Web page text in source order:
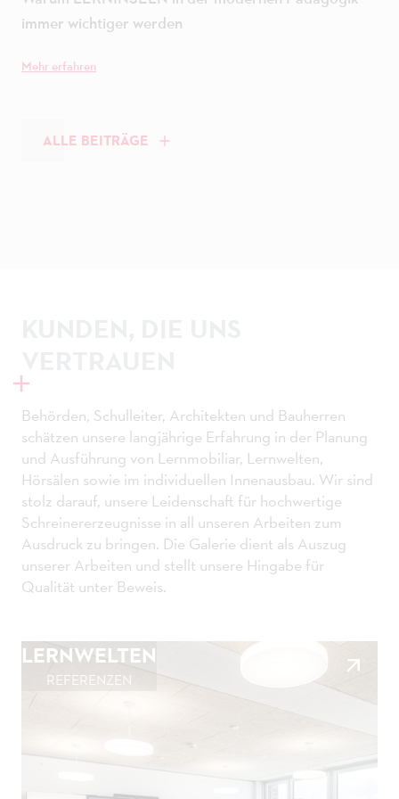
immer wichtiger werden
Mehr erfahren
ALLE BEITRÄGE
Behörden, Schulleiter, Architekten und Bauherren
schätzen unsere langjährige Erfahrung in der Planung
und Ausführung von Lernmobiliar, Lernwelten,
Hörsälen sowie im individuellen Innenausbau. Wir sind
stolz darauf, unsere Leidenschaft für hochwertige
Schreinererzeugnisse in all unseren Arbeiten zum
Ausdruck zu bringen. Die Galerie dient als Auszug
unserer Arbeiten und stellt unsere Hingabe für
Qualität unter Beweis.
LERNWELTEN
REFERENZEN